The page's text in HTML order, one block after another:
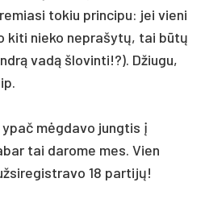
tokiu principu: jei vieni
kiti nieko neprašytų, tai būtų
vadą šlovinti!?). Džiugu,
mėgdavo jungtis į
tai darome mes. Vien
18 partijų!